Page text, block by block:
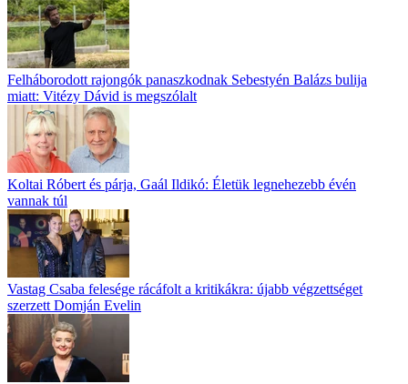
Felháborodott rajongók panaszkodnak Sebestyén Balázs bulija
miatt: Vitézy Dávid is megszólalt
Koltai Róbert és párja, Gaál Ildikó: Életük legnehezebb évén
vannak túl
Vastag Csaba felesége rácáfolt a kritikákra: újabb végzettséget
szerzett Domján Evelin